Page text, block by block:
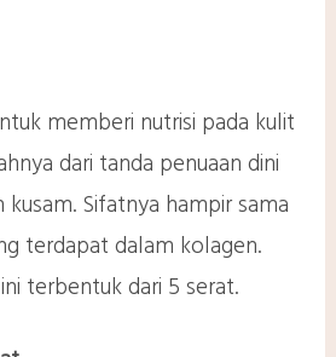
memberi nutrisi pada kulit
dari tanda penuaan dini
Sifatnya hampir sama
terdapat dalam kolagen.
terbentuk dari 5 serat.